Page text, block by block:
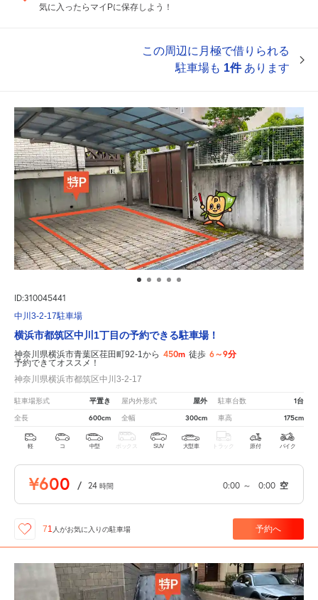
気に入ったらマイPに保存しよう！
この周辺に月極で借りられる
駐車場も 1件あります
ID:310045441
中川3-2-17駐車場
横浜市都筑区中川1丁目の予約できる駐車場！
神奈川県横浜市青葉区荏田町92-1から 450m 徒歩 6～9分
予約できてオススメ！
神奈川県横浜市都筑区中川3-2-17
駐車場形式 平置き 屋内外形式 屋外 駐車台数 1台
全長 600cm 全幅 300cm 車高 175cm
軽 コ 中型 ボックス SUV 大型車 トラック 原付 バイク
¥600 / 24 時間 0:00 ～ 0:00 空
71 人がお気に入りの駐車場 予約へ